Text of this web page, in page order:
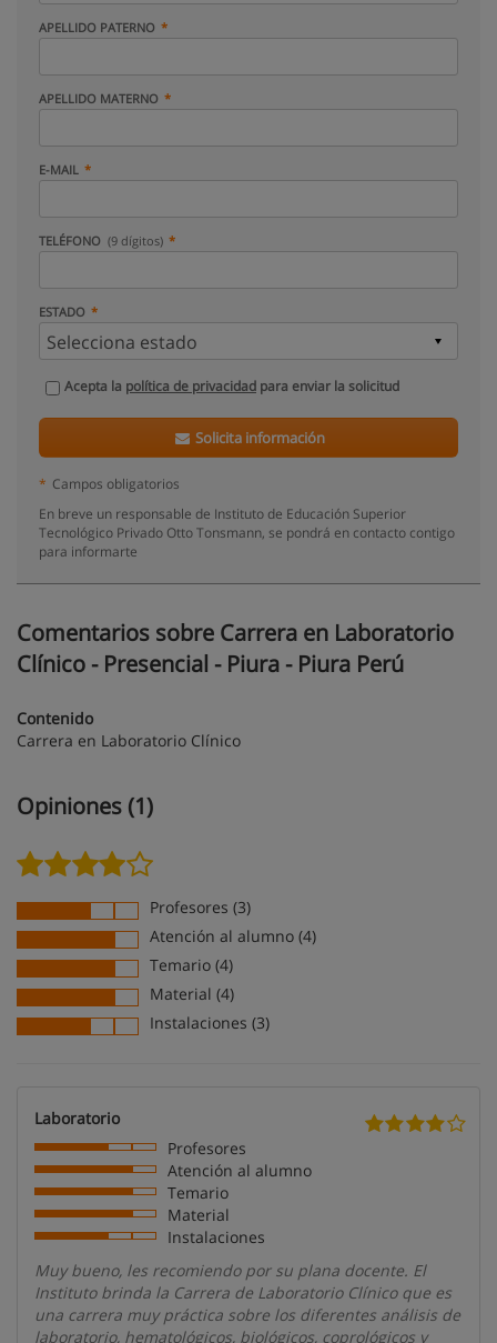
APELLIDO PATERNO
APELLIDO MATERNO
E-MAIL
TELÉFONO (9 dígitos)
ESTADO
Acepta la política de privacidad para enviar la solicitud
Solicita información
* Campos obligatorios
En breve un responsable de Instituto de Educación Superior
Tecnológico Privado Otto Tonsmann, se pondrá en contacto contigo
para informarte
Comentarios sobre Carrera en Laboratorio
Clínico - Presencial - Piura - Piura Perú
Contenido
Carrera en Laboratorio Clínico
Opiniones (1)
Profesores (3)
Atención al alumno (4)
Temario (4)
Material (4)
Instalaciones (3)
Laboratorio
Profesores
Atención al alumno
Temario
Material
Instalaciones
Muy bueno, les recomiendo por su plana docente. El
Instituto brinda la Carrera de Laboratorio Clínico que es
una carrera muy práctica sobre los diferentes análisis de
laboratorio, hematológicos, biológicos, coprológicos y